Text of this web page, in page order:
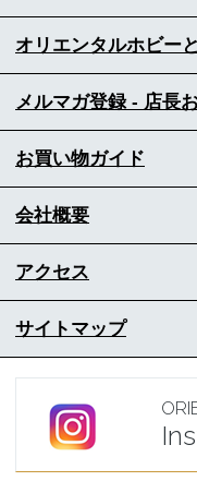
オリエンタルホビー
メルマガ登録 - 店長
お買い物ガイド
会社概要
アクセス
サイトマップ